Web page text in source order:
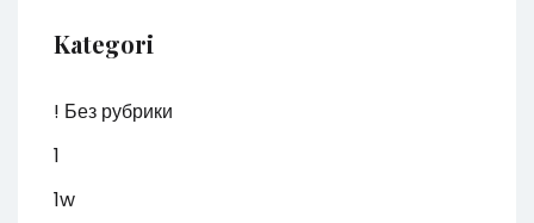
Kategori
! Без рубрики
1
1w